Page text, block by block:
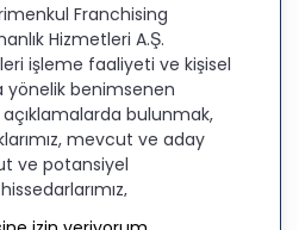
Franchising
Hizmetleri A.Ş.
işleme faaliyeti ve kişisel
yönelik benimsenen
bulunmak,
mevcut ve aday
ve potansiyel